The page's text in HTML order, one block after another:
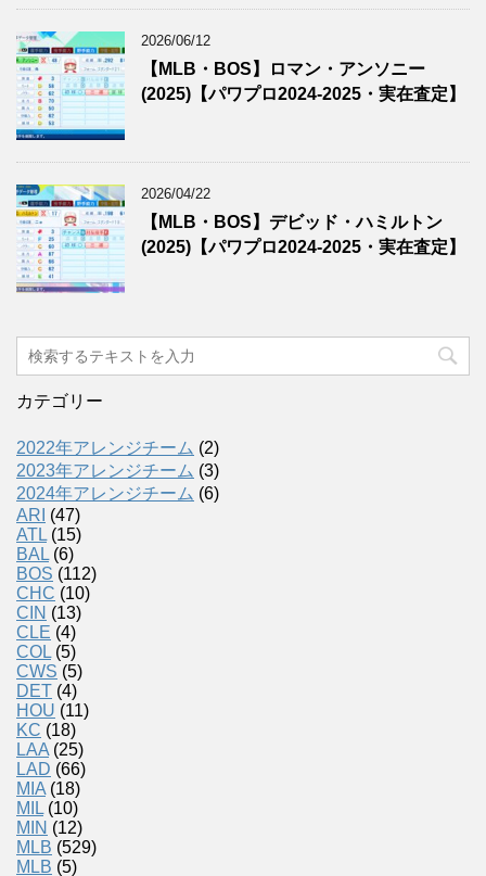
2026/06/12
【MLB・BOS】ロマン・アンソニー
(2025)【パワプロ2024-2025・実在査定】
2026/04/22
【MLB・BOS】デビッド・ハミルトン
(2025)【パワプロ2024-2025・実在査定】
カテゴリー
2022年アレンジチーム (2)
2023年アレンジチーム (3)
2024年アレンジチーム (6)
ARI (47)
ATL (15)
BAL (6)
BOS (112)
CHC (10)
CIN (13)
CLE (4)
COL (5)
CWS (5)
DET (4)
HOU (11)
KC (18)
LAA (25)
LAD (66)
MIA (18)
MIL (10)
MIN (12)
MLB (529)
MLB (5)